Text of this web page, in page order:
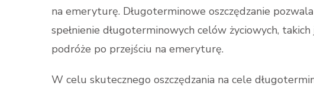
na emeryturę. Długoterminowe oszczędzanie
spełnienie długoterminowych celów życiowych,
podróże po przejściu na emeryturę.
W celu skutecznego oszczędzania na cele